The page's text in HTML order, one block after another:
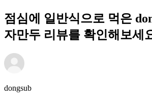
점심에 일반식으로 먹은
자만두 리뷰를 확인해보세
dongsub